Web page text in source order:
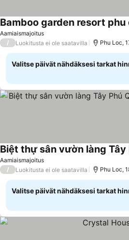
Aamiaismajoitus
Bamboo garden resort phu
/ Luokitusta ei ole saatavilla Phu Loc,
Valitse päivät nähdäksesi tarkat
Aamiaismajoitus
/ Luokitusta ei ole saatavilla Phu Loc,
Valitse päivät nähdäksesi tarkat